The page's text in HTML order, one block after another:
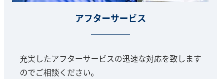
アフターサービス
充実したアフターサービスの迅速な対応を致します
のでご相談ください。